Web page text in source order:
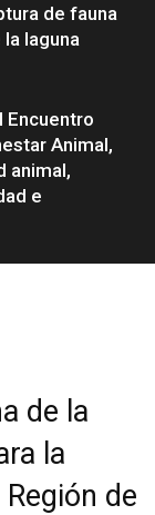
de fauna
laguna
Encuentro
Animal,
animal,
e
de la
la
de